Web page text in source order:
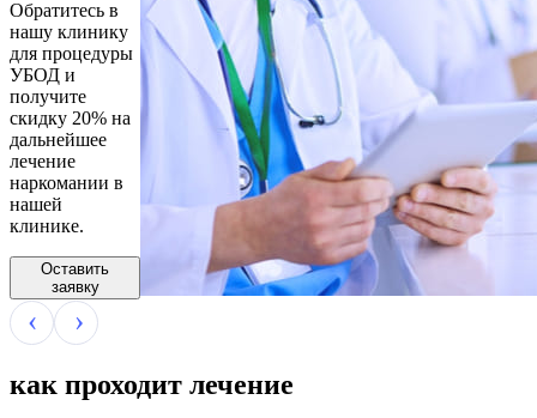
Обратитесь в
нашу клинику
для процедуры
УБОД и
получите
скидку 20% на
дальнейшее
лечение
наркомании в
нашей
клинике.
Оставить
заявку
как проходит лечение